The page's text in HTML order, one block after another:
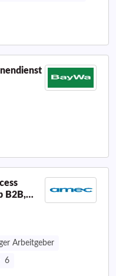
B2B,
w/d)
Arbeitgeber
6